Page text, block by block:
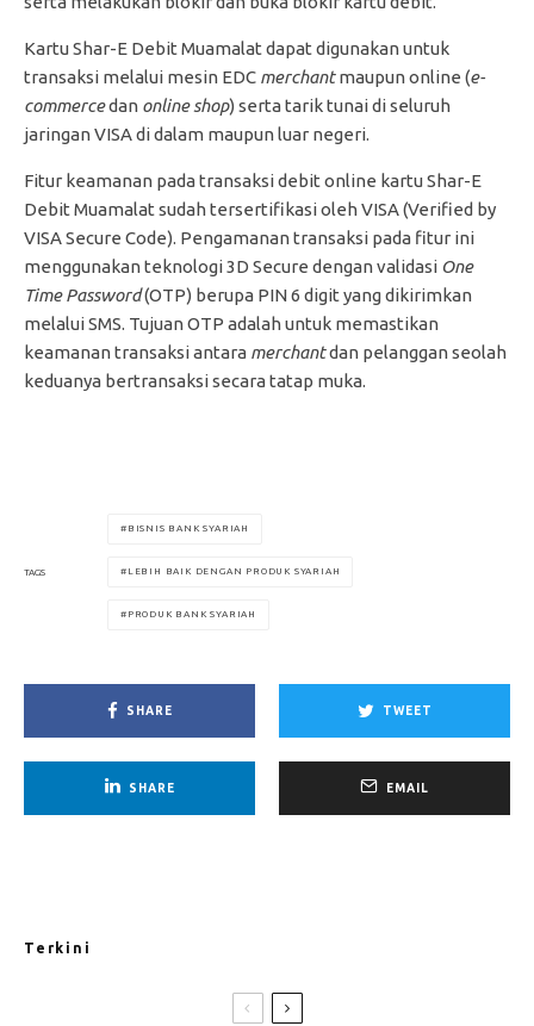
Kartu Shar-E Debit Muamalat dapat digunakan untuk
transaksi melalui mesin EDC merchantmaupun online (e-
commercedan online shop) serta tarik tunai di seluruh
jaringan VISA di dalam maupun luar negeri.
Fitur keamanan pada transaksi debit online kartu Shar-E
Debit Muamalat sudah tersertifikasi oleh VISA (Verified by
VISA Secure Code). Pengamanan transaksi pada fitur ini
menggunakan teknologi 3D Secure dengan validasi One
Time Password(OTP) berupa PIN 6 digit yang dikirimkan
melalui SMS. Tujuan OTP adalah untuk memastikan
keamanan transaksi antara merchantdan pelanggan seolah
keduanya bertransaksi secara tatap muka.
TAGS
BISNIS BANK SYARIAH
LEBIH BAIK DENGAN PRODUK SYARIAH
PRODUK BANK SYARIAH
SHARE TWEET
SHARE EMAIL
Terkini